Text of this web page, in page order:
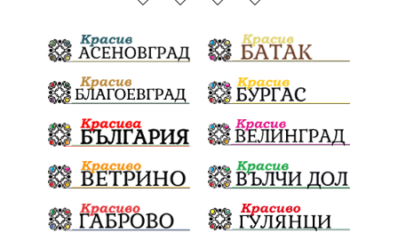
благотворителна инициатива
Електронният прием започва Дънката
Ще има ли присъда Ден на отворените врати
стопанство „Храна от село“ Карола Карова